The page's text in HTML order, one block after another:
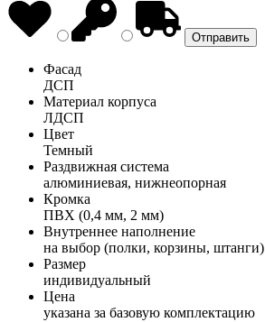
Фасад
ДСП
Материал корпуса
ЛДСП
Цвет
Темный
Раздвижная система
алюминиевая, нижнеопорная
Кромка
ПВХ (0,4 мм, 2 мм)
Внутреннее наполнение
на выбор (полки, корзины, штанги)
Размер
индивидуальный
Цена
указана за базовую комплектацию